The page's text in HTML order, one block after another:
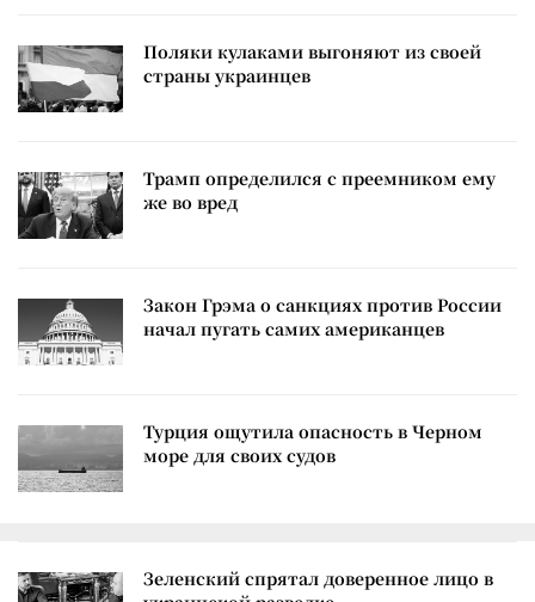
Поляки кулаками выгоняют из своей
страны украинцев
Трамп определился с преемником ему
же во вред
Закон Грэма о санкциях против России
начал пугать самих американцев
Турция ощутила опасность в Черном
море для своих судов
Зеленский спрятал доверенное лицо в